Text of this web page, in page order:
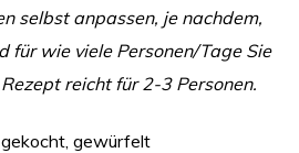
selbst anpassen, je nachdem,
für wie viele Personen/Tage Sie
reicht für 2-3 Personen.
gewürfelt